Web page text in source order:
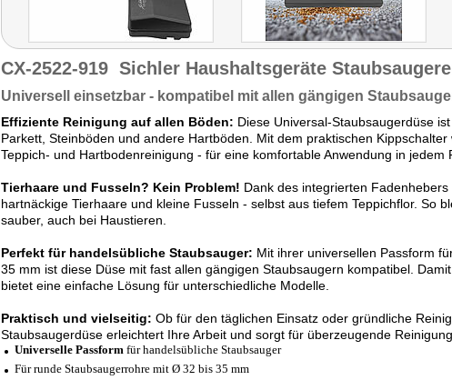
CX-2522-919 Sichler Haushaltsgeräte
Universell einsetzbar - kompatibel mit allen gängigen
Effiziente Reinigung auf allen Böden: Diese Universal-Staubsaugerdüse
Parkett, Steinböden und andere Hartböden. Mit dem praktischen
Teppich- und Hartbodenreinigung - für eine komfortable Anwendung in jedem
Tierhaare und Fusseln? Kein Problem! Dank des integrierten
hartnäckige Tierhaare und kleine Fusseln - selbst aus tiefem Teppichflor. So
sauber, auch bei Haustieren.
Perfekt für handelsübliche Staubsauger: Mit ihrer universellen Passform
35 mm ist diese Düse mit fast allen gängigen Staubsaugern kompatibel.
bietet eine einfache Lösung für unterschiedliche Modelle.
Praktisch und vielseitig: Ob für den täglichen Einsatz oder gründliche
Staubsaugerdüse erleichtert Ihre Arbeit und sorgt für überzeugende
Universelle Passform für handelsübliche Staubsauger
Für runde Staubsaugerrohre mit Ø 32 bis 35 mm